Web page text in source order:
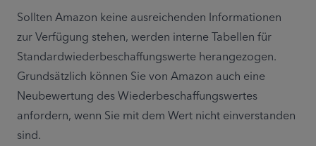
Sollten Amazon keine ausreichenden Informationen
zur Verfügung stehen, werden interne Tabellen für
Standardwiederbeschaffungswerte herangezogen.
Grundsätzlich können Sie von Amazon auch eine
Neubewertung des Wiederbeschaffungswertes
anfordern, wenn Sie mit dem Wert nicht einverstanden
sind.